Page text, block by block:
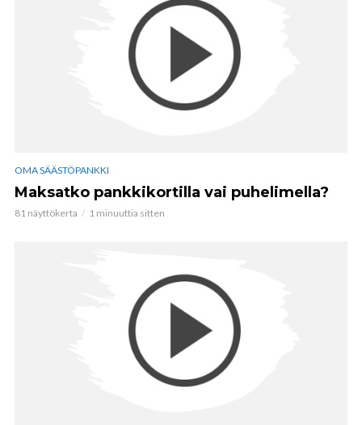
OMA SÄÄSTÖPANKKI
Maksatko pankkikortilla vai puhelimella?
81 näyttökerta 1 minuuttia sitten